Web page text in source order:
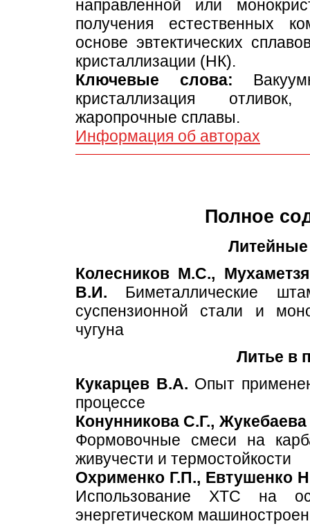
направленной или
получения естественных
основе эвтектических
кристаллизации (НК).
Ключевые слова:
кристаллизация отливок,
жаропрочные сплавы.
Информация об авторах
Полное
Колесников М.С.,
В.И. Биметаллические
суспензионной стали и
чугуна
Литье в
Кукарцев В.А. Опыт
процессе
Конунникова С.Г.,
Формовочные смеси на
живучести и термостойкости
Охрименко Г.П., Евтушенко
Использование ХТС на
энергетическом